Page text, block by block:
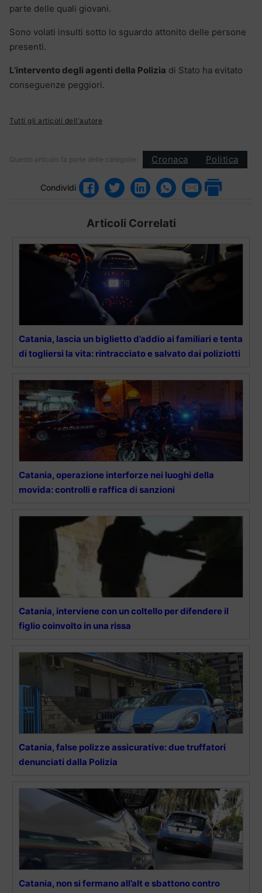
parte delle quali giovani.
Sono volati insulti sotto lo sguardo attonito delle persone
presenti.
L’intervento degli agenti della Polizia di Stato ha evitato
conseguenze peggiori.
Tutti gli articoli dell'autore
Questo articolo fa parte delle categorie: Cronaca Politica
Condividi
Articoli Correlati
Catania, lascia un biglietto d’addio ai familiari e tenta
di togliersi la vita: rintracciato e salvato dai poliziotti
Catania, operazione interforze nei luoghi della
movida: controlli e raffica di sanzioni
Catania, interviene con un coltello per difendere il
figlio coinvolto in una rissa
Catania, false polizze assicurative: due truffatori
denunciati dalla Polizia
Catania, non si fermano all’alt e sbattono contro